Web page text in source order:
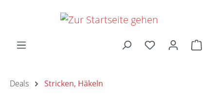
Zum Hauptinhalt springen
Deals Stricken, Häkeln